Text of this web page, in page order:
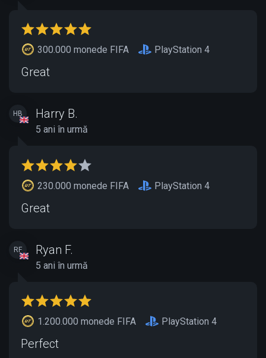
300.000 monede FIFA PlayStation 4
Great
HB Harry B.
5 ani în urmă
230.000 monede FIFA PlayStation 4
Great
RF Ryan F.
5 ani în urmă
1.200.000 monede FIFA PlayStation 4
Perfect